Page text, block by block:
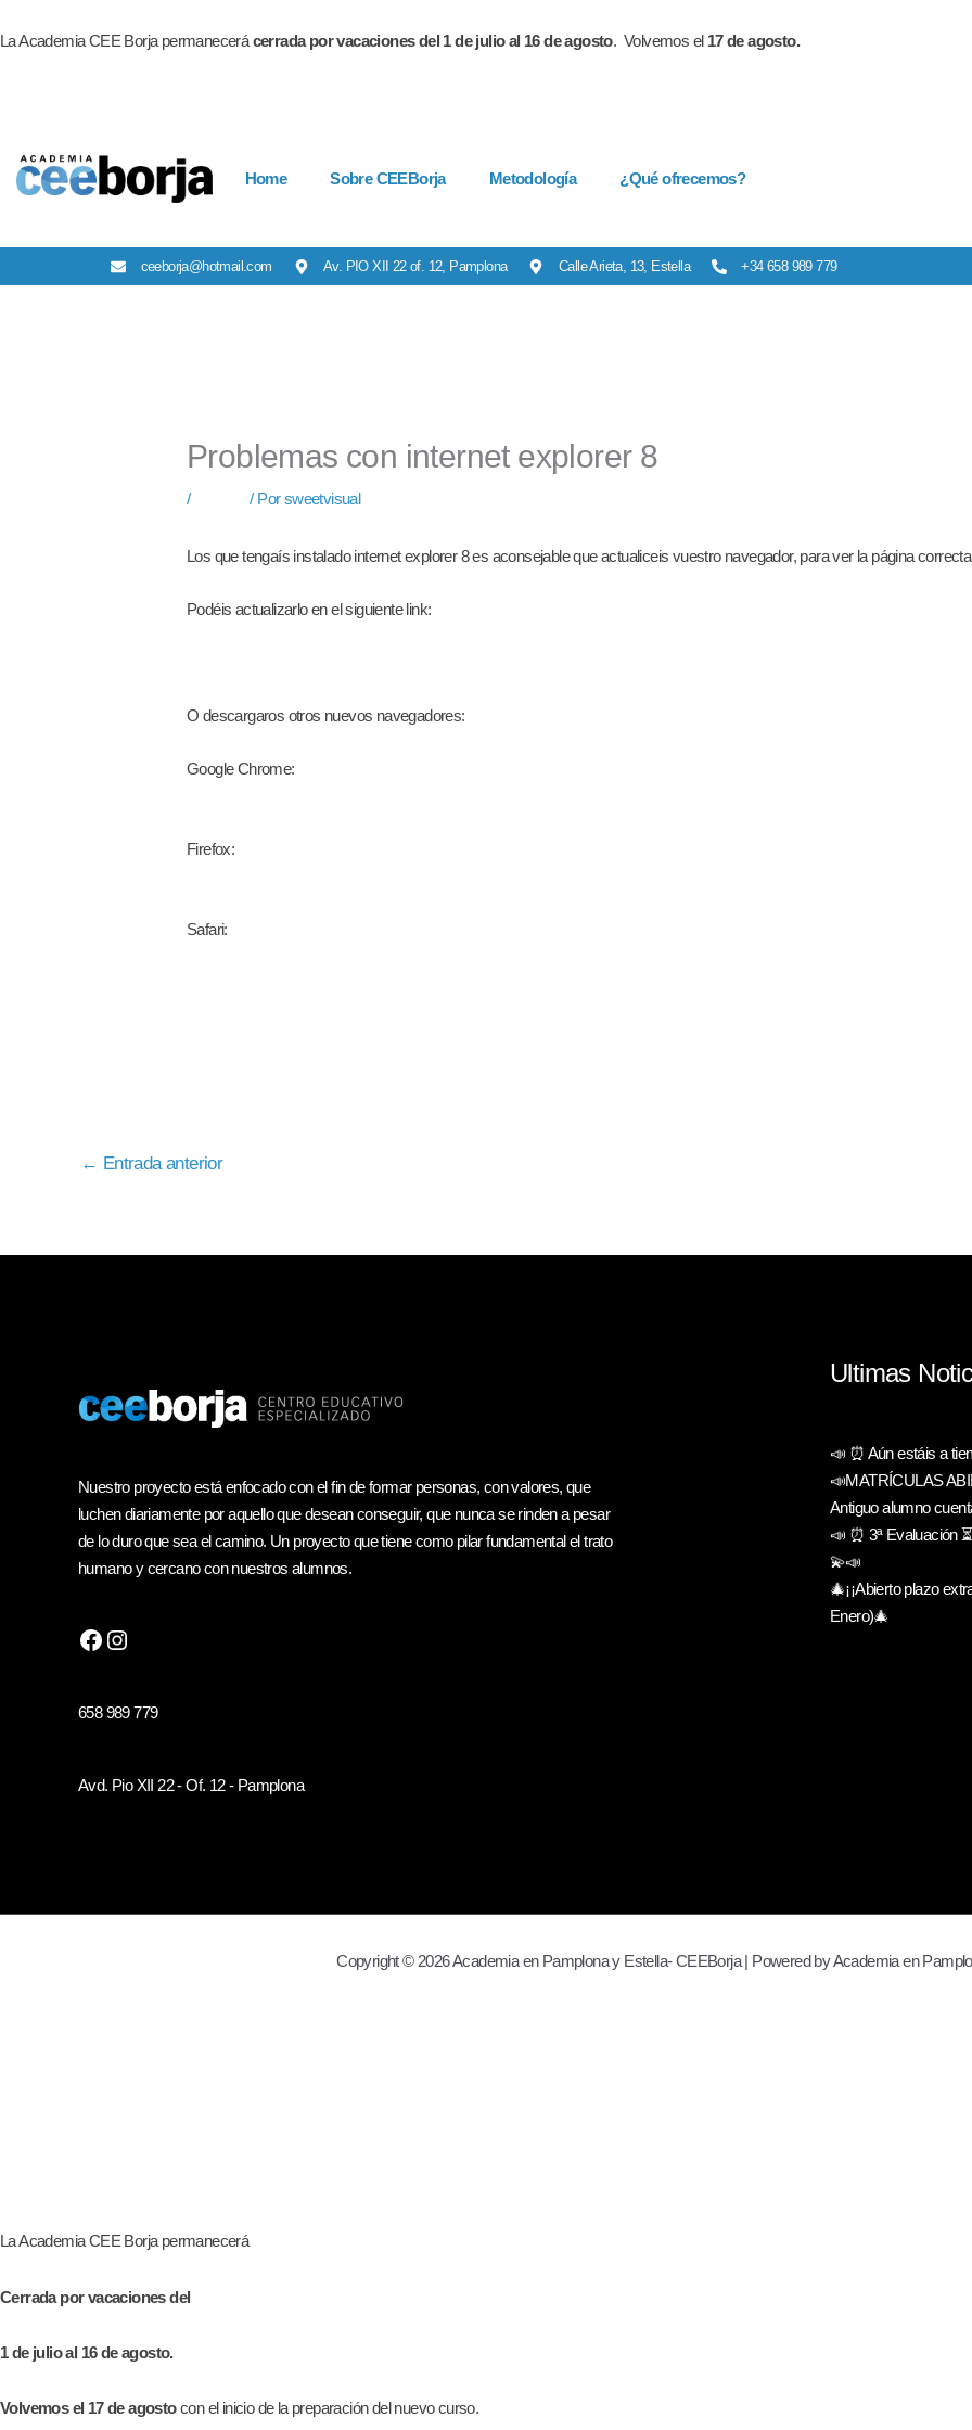
contenido
La Academia CEE Borja permanecerácerrada por vacaciones del 1 de julio al 16 de agosto. Volvemos el 17 de agosto.
Home Sobre CEEBorja Metodología ¿Qué ofrecemos?
ceeborja@hotmail.com Av. PIO XII 22 of. 12, Pamplona Calle Arieta, 13, Estella +34 658 989 779
Problemas con internet explorer 8
/ / Porsweetvisual
Los que tengaís instalado internet explorer 8 es aconsejable que actualiceis vuestro navegador, para ver la página
Podéis actualizarlo en el siguiente link:
O descargaros otros nuevos navegadores:
Google Chrome:
Firefox:
Safari:
← Entrada anterior
Nuestro proyecto está enfocado con el fin de formar personas, con valores, que
luchen diariamente por aquello que desean conseguir, que nunca se rinden a pesar
de lo duro que sea el camino. Un proyecto que tiene como pilar fundamental el trato
humano y cercano con nuestros alumnos.
658 989 779
Avd. Pio XII 22 - Of. 12 - Pamplona
Ultimas
📣 ⏰ Aún estáis a
📣MATRÍCULAS
Antiguo alumno
📣 ⏰ 3ª Evaluación
💫📣
🎄¡¡Abierto plazo
Enero)🎄
Copyright © 2026 Academia en Pamplona y Estella- CEEBorja | Powered by Academia en
La Academia CEE Borja permanecerá
Cerrada por vacaciones del
1 de julio al 16 de agosto.
Volvemos el 17 de agostocon el inicio de la preparación del nuevo curso.